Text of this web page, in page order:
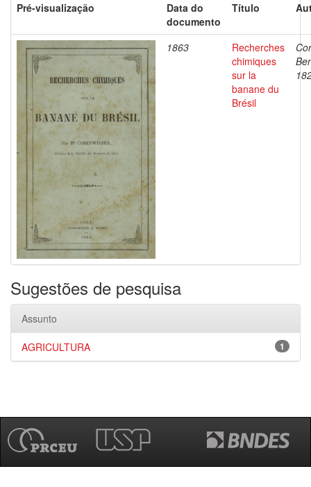
Pré-visualização
Data do
documento
Título
1863
Recherches
chimiques
sur la
banane du
Brésil
Sugestões de pesquisa
Assunto
1
AGRICULTURA